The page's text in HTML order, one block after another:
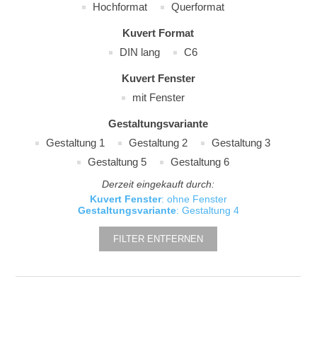
Hochformat
Querformat
Kuvert Format
DIN lang
C6
Kuvert Fenster
mit Fenster
Gestaltungsvariante
Gestaltung 1
Gestaltung 2
Gestaltung 3
Gestaltung 5
Gestaltung 6
Derzeit eingekauft durch:
Kuvert Fenster: ohne Fenster
Gestaltungsvariante: Gestaltung 4
FILTER ENTFERNEN